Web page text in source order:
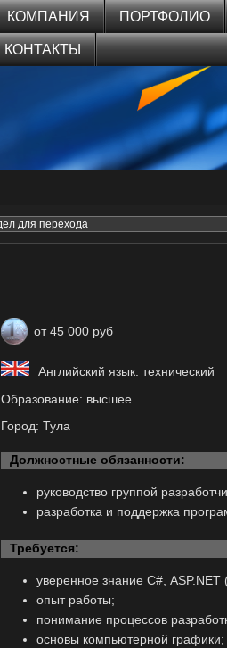
КОМПАНИЯ ПОРТФОЛИО
КОНТАКТЫ
от 45 000 руб
Английский язык: технический
Образование: высшее
Город: Тула
Должностные обязанности:
руководство группой
разработка и поддержка
Требуется:
уверенное знание С#,
опыт работы;
понимание процессов
основы компьютерной графики;